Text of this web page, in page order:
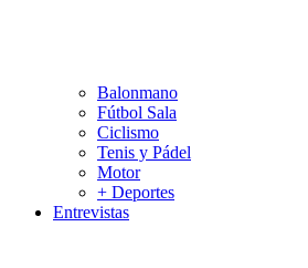
Balonmano
Fútbol Sala
Ciclismo
Tenis y Pádel
Motor
+ Deportes
Entrevistas